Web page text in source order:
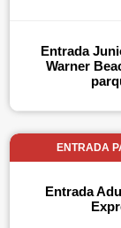
Entrada
Warner
ENTRADA
Entrada